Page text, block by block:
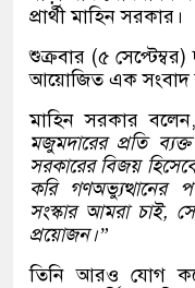
প্রার্থী মাহিন সরকার।
শুক্রবার (৫ সেপ্টেম্বর)
আয়োজিত এক সংবাদ
মাহিন সরকার বলেন,
মজুমদারের প্রতি
সরকারের বিজয়
করি গণঅভ্যুত্থানের
সংস্কার আমরা চাই,
প্রয়োজন।”
তিনি আরও যোগ